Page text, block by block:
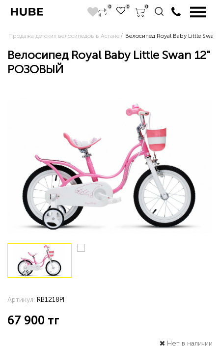
0 0 0
Продажа детских велосипедов в Астане Велосипед Royal Baby Little
Велосипед Royal Baby Little Swan 12"
РОЗОВЫЙ
Артикул: RB1218PI
67 900 тг
Нет в наличии